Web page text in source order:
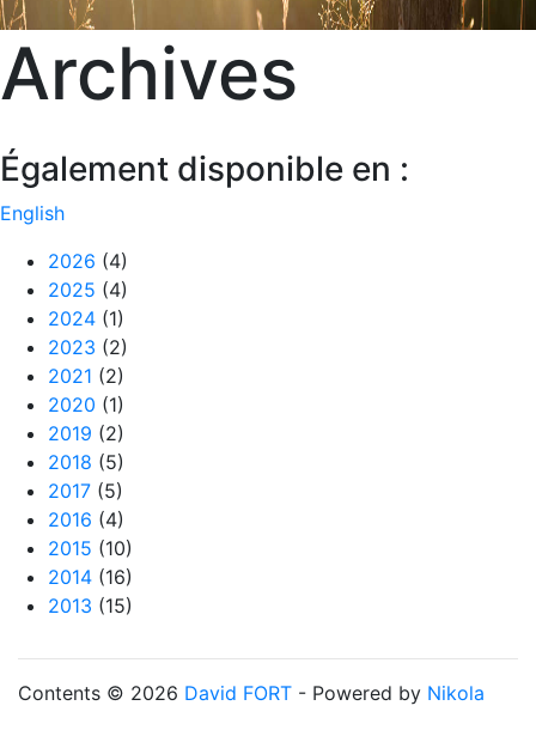
Archives
Également disponible en :
English
2026 (4)
2025 (4)
2024 (1)
2023 (2)
2021 (2)
2020 (1)
2019 (2)
2018 (5)
2017 (5)
2016 (4)
2015 (10)
2014 (16)
2013 (15)
Contents © 2026 David FORT - Powered by Nikola